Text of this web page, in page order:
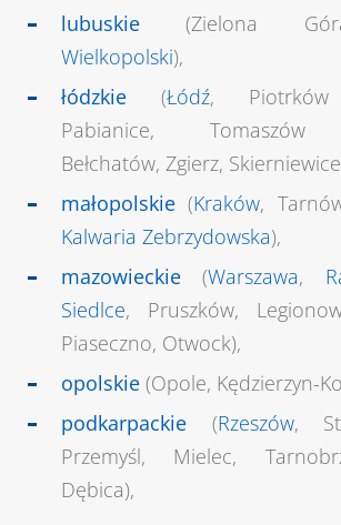
lubuskie (Zielona
Wielkopolski),
łódzkie (Łódź, Piotrków
Pabianice, Tomaszów
Bełchatów, Zgierz,
małopolskie (Kraków,
Kalwaria Zebrzydowska),
mazowieckie (Warszawa,
Siedlce, Pruszków,
Piaseczno, Otwock),
opolskie (Opole, Kędzierzyn-
podkarpackie (Rzeszów,
Przemyśl, Mielec,
Dębica),